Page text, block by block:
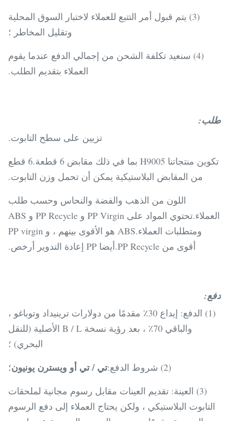
(3) يتم قبول أمر التتبع للعملاء لاختبار السوق المحلية
وتقليل المخاطر ؛
(4) سنعيد تكلفة الشحن من إجمالي الدفع عندما يقوم
العملاء بتقديم الطلب.
طلب:
تزيين على سطح التابوت.
تكوين منتجاتنا H9005 بما في ذلك مقابض 6 قطعة.6 قطع
من المقابض البلاستيكية يمكن أن تحمل وزن التابوت.
اللون من الذهب والفضة والنحاس وحسب طلب
العملاء.تحتوي المواد على PP Virgin و PP Recycle و ABS
ومتطلبات العملاء.ABS هو الأقوى بينهم ، و PP virgin
أقوى من PP Recycle.أيضا PP إعادة التدوير أرخص.
دفع:
(1) الدفع: إيداع 30٪ مقدمًا من دولارات ترينيداد وتوباغو ،
والباقي 70٪ ، بعد رؤية نسخة B / L الأصلية (للنقل
البحري) ؛
(2) شروط الدفع:
تي / تي أو ويسترن يونيون؛
(3) العينة: تقديم العينات مقابل رسوم مجانية لملحقات
التابوت البلاستيكي ، ولكن يحتاج العملاء إلى دفع الرسوم